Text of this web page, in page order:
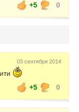
+5
0
03 сентября 2014
+5
0